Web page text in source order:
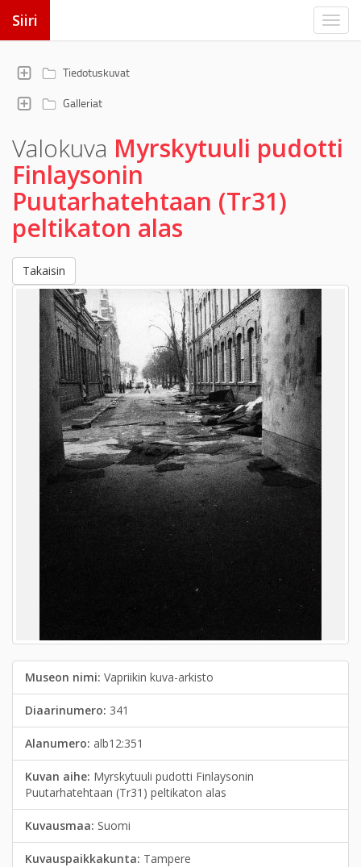
Siiri
Tiedotuskuvat
Galleriat
Valokuva Myrskytuuli pudotti
Finlaysonin
Puutarhatehtaan (Tr31)
peltikaton alas
Takaisin
Museon nimi: Vapriikin kuva-arkisto
Diaarinumero: 341
Alanumero: alb12:351
Kuvan aihe: Myrskytuuli pudotti Finlaysonin
Puutarhatehtaan (Tr31) peltikaton alas
Kuvausmaa: Suomi
Kuvauspaikkakunta: Tampere